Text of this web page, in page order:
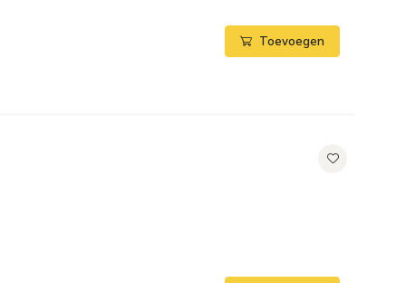
Toevoegen